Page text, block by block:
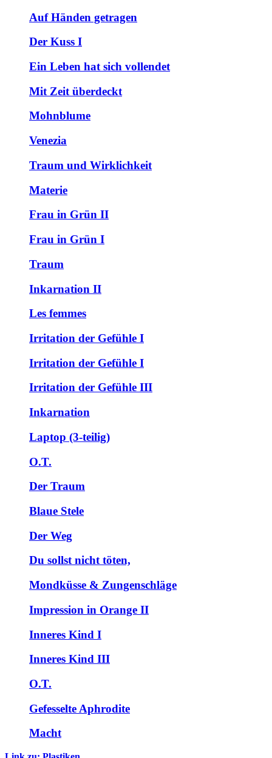
Auf Händen getragen
Der Kuss I
Ein Leben hat sich vollendet
Mit Zeit überdeckt
Mohnblume
Venezia
Traum und Wirklichkeit
Materie
Frau in Grün II
Frau in Grün I
Traum
Inkarnation II
Les femmes
Irritation der Gefühle I
Irritation der Gefühle I
Irritation der Gefühle III
Inkarnation
Laptop (3-teilig)
O.T.
Der Traum
Blaue Stele
Der Weg
Du sollst nicht töten,
Mondküsse & Zungenschläge
Impression in Orange II
Inneres Kind I
Inneres Kind III
O.T.
Gefesselte Aphrodite
Macht